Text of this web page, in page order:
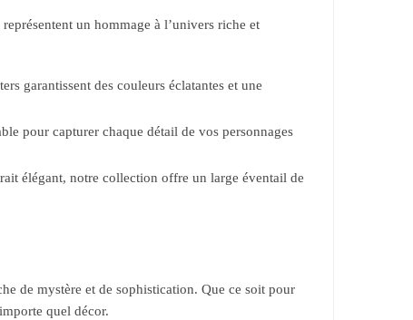
un hommage à l’univers riche et
garantissent des couleurs éclatantes et une
pour capturer chaque détail de vos personnages
élégant, notre collection offre un large éventail de
de mystère et de sophistication. Que ce soit pour
quel décor.